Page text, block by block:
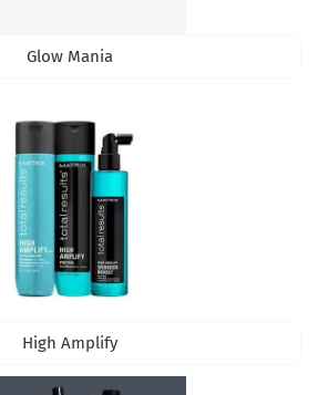
Glow Mania
High Amplify